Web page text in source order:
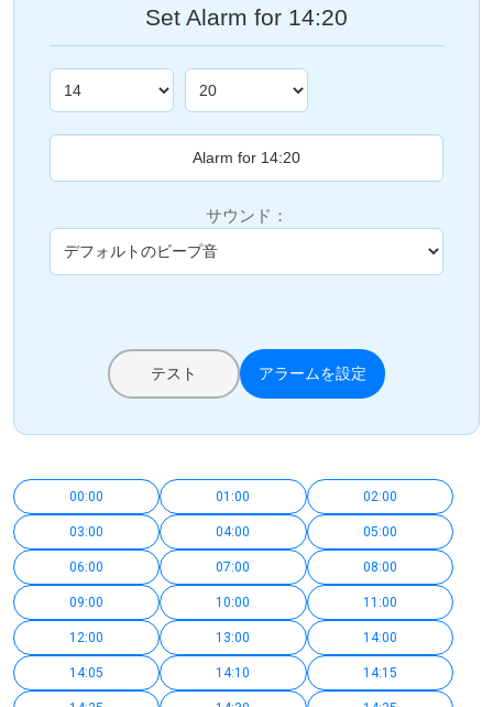
Set Alarm for 14:20
サウンド：
テスト アラームを設定
00:00 01:00 02:00
03:00 04:00 05:00
06:00 07:00 08:00
09:00 10:00 11:00
12:00 13:00 14:00
14:05 14:10 14:15